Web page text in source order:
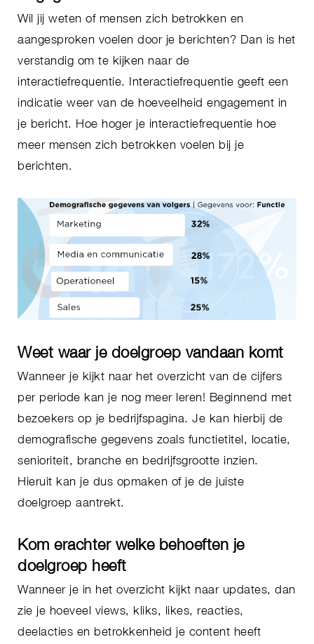
Wil jij weten of mensen zich betrokken en
aangesproken voelen door je berichten? Dan is het
verstandig om te kijken naar de
interactiefrequentie. Interactiefrequentie geeft een
indicatie weer van de hoeveelheid engagement in
je bericht. Hoe hoger je interactiefrequentie hoe
meer mensen zich betrokken voelen bij je
berichten.
Weet waar je doelgroep vandaan komt
Wanneer je kijkt naar het overzicht van de cijfers
per periode kan je nog meer leren! Beginnend met
bezoekers op je bedrijfspagina. Je kan hierbij de
demografische gegevens zoals functietitel, locatie,
senioriteit, branche en bedrijfsgrootte inzien.
Hieruit kan je dus opmaken of je de juiste
doelgroep aantrekt.
Kom erachter welke behoeften je
doelgroep heeft
Wanneer je in het overzicht kijkt naar updates, dan
zie je hoeveel views, kliks, likes, reacties,
deelacties en betrokkenheid je content heeft